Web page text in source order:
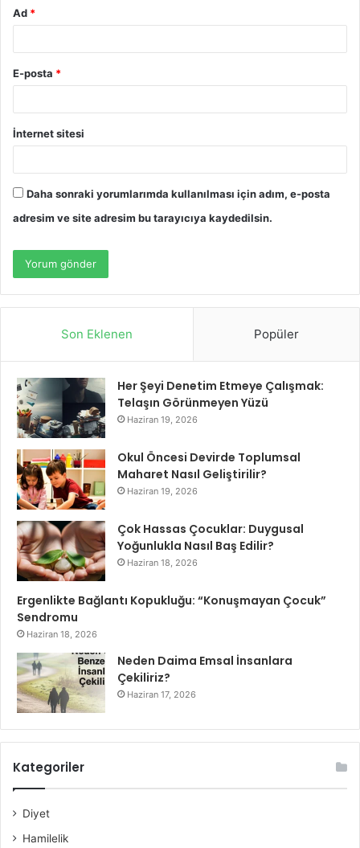
Ad *
E-posta *
İnternet sitesi
Daha sonraki yorumlarımda kullanılması için adım, e-posta
adresim ve site adresim bu tarayıcıya kaydedilsin.
Son Eklenen Popüler
Her Şeyi Denetim Etmeye Çalışmak:
Telaşın Görünmeyen Yüzü
Haziran 19, 2026
Okul Öncesi Devirde Toplumsal
Maharet Nasıl Geliştirilir?
Haziran 19, 2026
Çok Hassas Çocuklar: Duygusal
Yoğunlukla Nasıl Baş Edilir?
Haziran 18, 2026
Ergenlikte Bağlantı Kopukluğu: “Konuşmayan Çocuk”
Sendromu
Haziran 18, 2026
Neden Daima Emsal İnsanlara
Çekiliriz?
Haziran 17, 2026
Kategoriler
Diyet
Hamilelik